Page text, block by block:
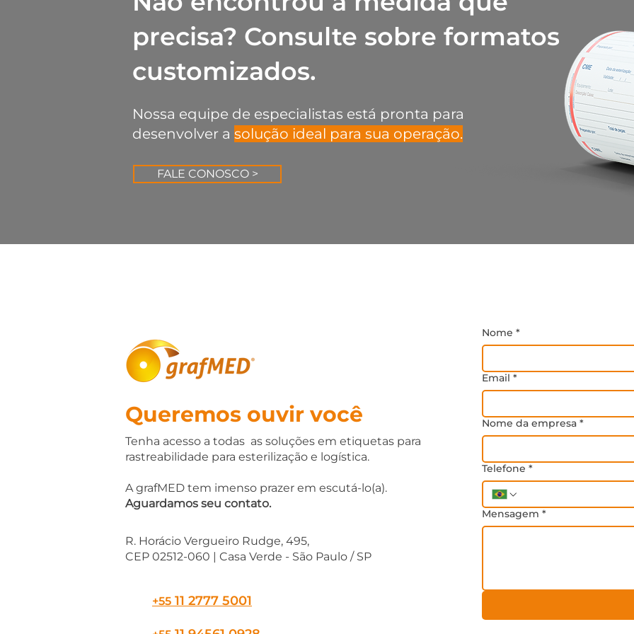
qualidade de
Cera
Tem baixo
revestimento
(backcoating),
a proteger as
efetivamente
precisa? Consulte sobre formatos
customizados.
Nossa equipe de especialistas está pronta para
desenvolver a solução ideal para sua operação.
FALE CONOSCO >
Queremos ouvir você
Tenha acesso a todas as soluções em etiquetas para
rastreabilidade para esterilização e logística.
A grafMED tem imenso prazer em escutá-lo(a).
Aguardamos seu contato.
R. Horácio Vergueiro Rudge, 495,
CEP 02512-060 | Casa Verde - São Paulo / SP
+55 11 2777 5001
Nome *
Email *
Nome da empresa *
Telefone *
Mensagem *